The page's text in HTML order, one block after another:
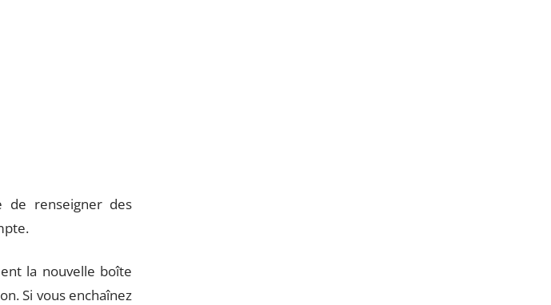
de renseigner des
la nouvelle boîte
Si vous enchaînez